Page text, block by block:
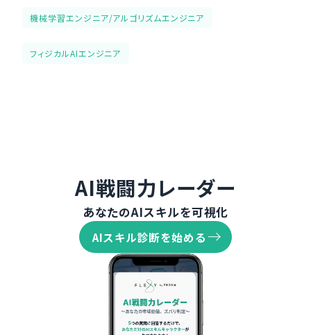
機械学習エンジニア/アルゴリズムエンジニア
フィジカルAIエンジニア
AI戦闘力レーダー
あなたのAIスキルを可視化
AIスキル診断を始める